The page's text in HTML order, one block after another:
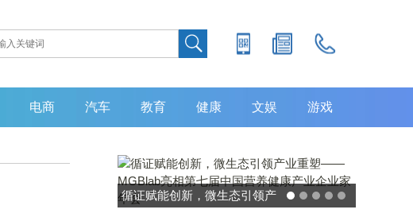
电商 汽车 教育 健康 文娱 游戏
灵敏度超 80% 特异性 99%！